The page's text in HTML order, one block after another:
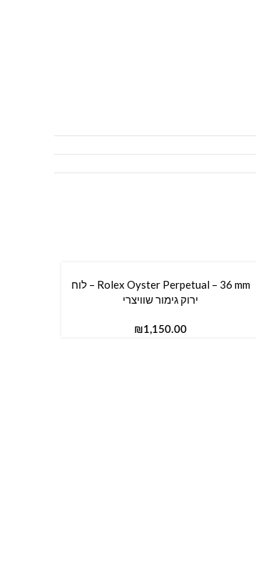
הוספה לסל
Rolex Oyster Perpetual – 36 mm – לוח
ירוק גימור שוויצרי
₪